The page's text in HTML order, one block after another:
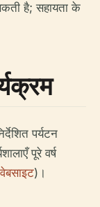
है; सहायता के
पर्यटन
पूरे वर्ष
)।